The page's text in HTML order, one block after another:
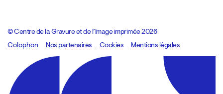
© Centre de la Gravure et de l’Image imprimée 2026
Colophon
Design:Marcel Kaczmarek, code:8080.studio
Nos partenaires Cookies Mentions légales